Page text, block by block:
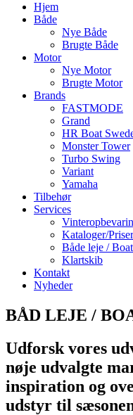
Hjem
Både
Nye Både
Brugte Både
Motor
Nye Motor
Brugte Motor
Brands
FASTMODE
Grand
HR Boat
Monster Tower
Turbo Swing
Variant
Yamaha
Tilbehør
Services
Kataloger/Priser
Både leje /
Klartskib
Kontakt
Nyheder
BÅD LEJE /
Udforsk vores
nøje udvalgte
inspiration og
udstyr til